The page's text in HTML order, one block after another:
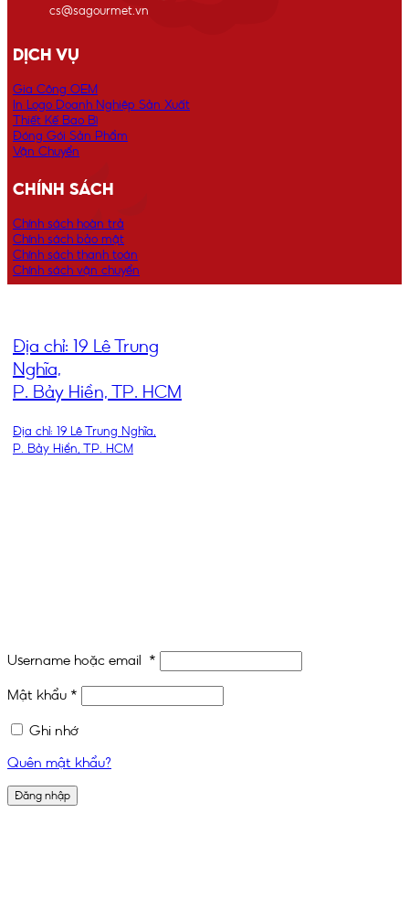
cs@sagourmet.vn
DỊCH VỤ
Gia Công OEM
In Logo Doanh Nghiệp Sản Xuất
Thiết Kế Bao Bì
Đóng Gói Sản Phẩm
Vận Chuyển
CHÍNH SÁCH
Chính sách hoàn trả
Chính sách bảo mật
Chính sách thanh toán
Chính sách vận chuyển
Địa chỉ: 19 Lê Trung
Nghĩa,
P. Bảy Hiền, TP. HCM
Địa chỉ: 19 Lê Trung Nghĩa,
P. Bảy Hiền, TP. HCM
Username hoặc email *
Mật khẩu *
Ghi nhớ
Quên mật khẩu?
Đăng nhập